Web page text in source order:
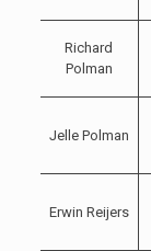
Richard
Polman
Jelle Polman
Erwin Reijers